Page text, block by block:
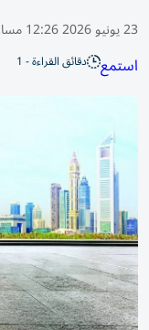
23 يونيو 2026 12:26 مساء
استمع دقائق القراءة - 1